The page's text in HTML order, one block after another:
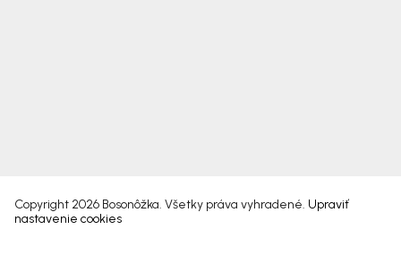
Copyright 2026 Bosonôžka. Všetky práva vyhradené. Upraviť
nastavenie cookies